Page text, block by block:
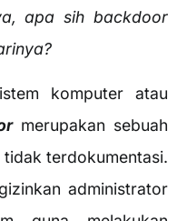
apa sih backdoor
komputer atau
merupakan sebuah
terdokumentasi.
administrator